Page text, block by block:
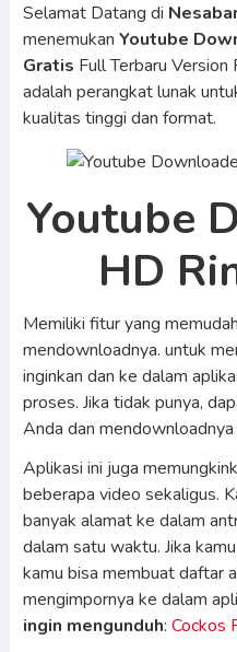
Selamat Datang di
menemukan Youtube
Gratis Full Terbaru
adalah perangkat lunak
kualitas tinggi dan format.
Youtube
HD
Memiliki fitur yang
mendownloadnya. untuk
inginkan dan ke dalam
proses. Jika tidak punya,
Anda dan mendownloadnya
Aplikasi ini juga
beberapa video sekaligus.
banyak alamat ke dalam
dalam satu waktu. Jika
kamu bisa membuat daftar
mengimpornya ke dalam
ingin mengunduh: Cockos